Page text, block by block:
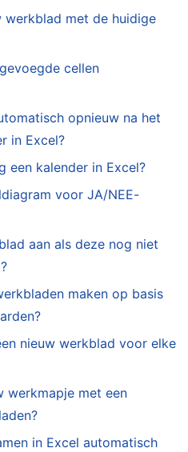
werkblad met de huidige
cellen
opnieuw na het
in Excel?
een kalender in Excel?
voor JA/NEE-
aan als deze nog niet
maken op basis
nieuw werkblad voor elke
werkmapje met een
in Excel automatisch